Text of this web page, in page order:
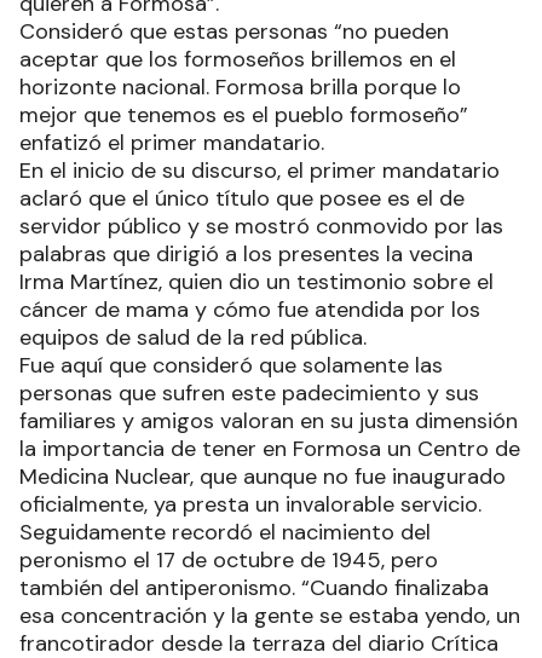
Consideró que estas personas “no pueden
aceptar que los formoseños brillemos en el
horizonte nacional. Formosa brilla porque lo
mejor que tenemos es el pueblo formoseño”
enfatizó el primer mandatario.
En el inicio de su discurso, el primer mandatario
aclaró que el único título que posee es el de
servidor público y se mostró conmovido por las
palabras que dirigió a los presentes la vecina
Irma Martínez, quien dio un testimonio sobre el
cáncer de mama y cómo fue atendida por los
equipos de salud de la red pública.
Fue aquí que consideró que solamente las
personas que sufren este padecimiento y sus
familiares y amigos valoran en su justa dimensión
la importancia de tener en Formosa un Centro de
Medicina Nuclear, que aunque no fue inaugurado
oficialmente, ya presta un invalorable servicio.
Seguidamente recordó el nacimiento del
peronismo el 17 de octubre de 1945, pero
también del antiperonismo. “Cuando finalizaba
esa concentración y la gente se estaba yendo, un
francotirador desde la terraza del diario Crítica